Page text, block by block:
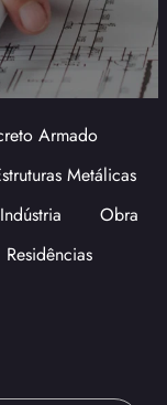
Armado
Metálicas
Indústria
Obra
Residências